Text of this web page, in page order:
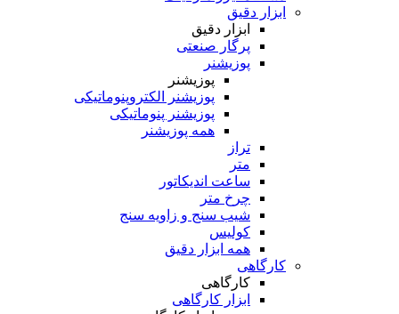
ابزار دقیق
ابزار دقیق
پرگار صنعتی
پوزیشنر
پوزیشنر
پوزیشنر الکتروپنوماتیکی
پوزیشنر پنوماتیکی
همه پوزیشنر
تراز
متر
ساعت اندیکاتور
چرخ متر
شیب سنج و زاویه سنج
کولیس
همه ابزار دقیق
کارگاهی
کارگاهی
ابزار کارگاهی